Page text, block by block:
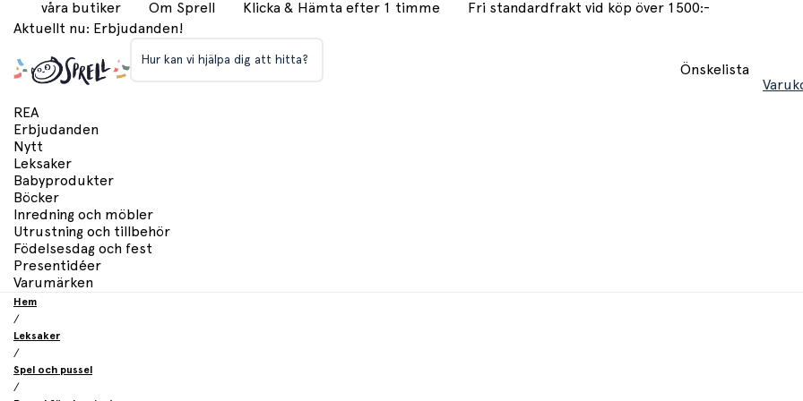
våra butiker Om Sprell Klicka & Hämta efter 1 timme
Fri standardfrakt vid köp över 1500:-
Aktuellt nu: Erbjudanden!
Hur kan vi hjälpa dig att hitta?
Önskelista
REA
Erbjudanden
Nytt
Leksaker
Babyprodukter
Böcker
Inredning och möbler
Utrustning och tillbehör
Födelsesdag och fest
Presentidéer
Varumärken
Hem
/
Leksaker
/
Spel och pussel
/